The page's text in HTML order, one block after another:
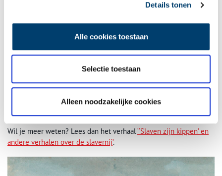
Details tonen
Alle cookies toestaan
Selectie toestaan
Alleen noodzakelijke cookies
Zo kwam het museum op het idee om tien ‘persoonlijke’ verhalen
te vertellen van mensen die bij de slavernij betrokken zijn.
zich tegen slavernij verzetten en mensen die als slaaf naar
Nederland zijn gehaald om daar als bediende te werken. Als
collectie van het Rijksmuseum een jaar lang een tweede
tekstbordje, waarin de relatie van het kunstwerk met slavernij
Wil je meer weten? Lees dan het verhaal ‘‘Slaven zijn kippen’ en
andere verhalen over de slavernij’.